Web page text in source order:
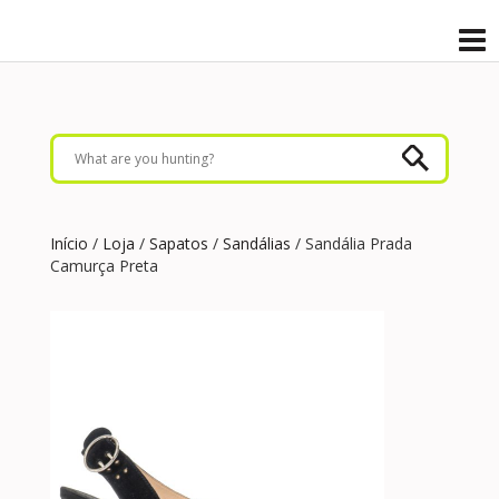
Início / Loja / Sapatos / Sandálias / Sandália Prada
Camurça Preta